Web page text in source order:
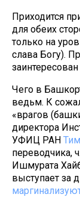
Приходится
для обеих
только на
слава Богу).
Чего в
ведьм. К
«врагов
директора
УФИЦ РАН
переводчика,
Ишмурата
выступает за